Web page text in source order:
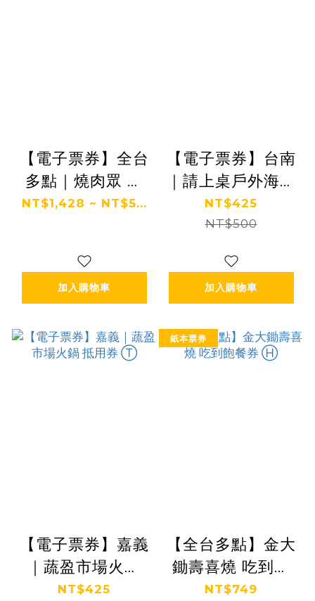
【電子票券】全台
多點｜燒肉眾 吃
到飽餐券 Ⓜ
NT$1,428 ~ NT$5...
加入購物車
【電子票券】台南
｜請上桌戶外海景
海鮮燒烤餐廳-500
元餐飲抵用券Ⓣ
NT$425
NT$500
加入購物車
【電子票券】嘉義
｜蔬盈市場火鍋
抵用券 Ⓣ
NT$425
紙本票券
【全台多點】金大
鋤壽喜燒 吃到飽
餐券 Ⓗ
NT$749